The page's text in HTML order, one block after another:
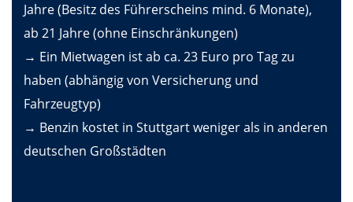
Jahre (Besitz des Führerscheins mind. 6 Monate),
ab 21 Jahre (ohne Einschränkungen)
→ Ein Mietwagen ist ab ca. 23 Euro pro Tag zu
haben (abhängig von Versicherung und
Fahrzeugtyp)
→ Benzin kostet in Stuttgart weniger als in anderen
deutschen Großstädten